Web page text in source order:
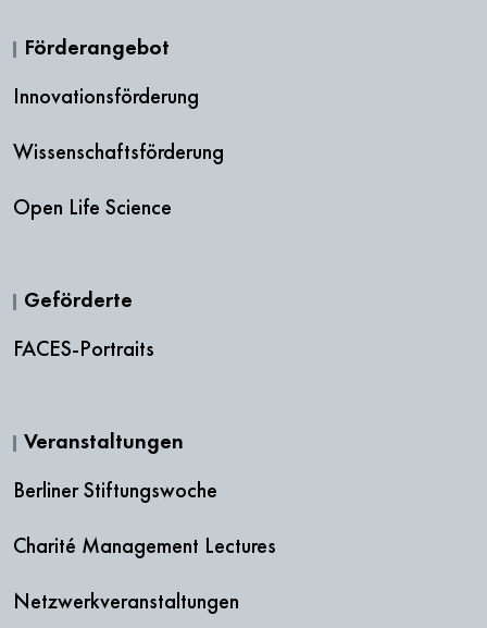
Förderangebot
Innovationsförderung
Wissenschaftsförderung
Open Life Science
Geförderte
FACES-Portraits
Veranstaltungen
Berliner Stiftungswoche
Charité Management Lectures
Netzwerkveranstaltungen